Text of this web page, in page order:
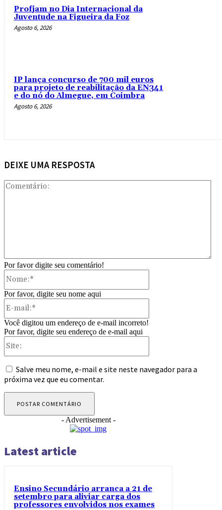
Profjam no Dia Internacional da
Juventude na Figueira da Foz
Agosto 6, 2026
IP lança concurso de 700 mil euros
para projeto de reabilitação da EN341
e do nó do Almegue, em Coimbra
Agosto 6, 2026
DEIXE UMA RESPOSTA
Por favor digite seu comentário!
Por favor, digite seu nome aqui
Você digitou um endereço de e-mail incorreto!
Por favor, digite seu endereço de e-mail aqui
Salve meu nome, e-mail e site neste navegador para a
próxima vez que eu comentar.
- Advertisement -
Latest article
Ensino Secundário arranca a 21 de
setembro para aliviar carga dos
professores envolvidos nos exames